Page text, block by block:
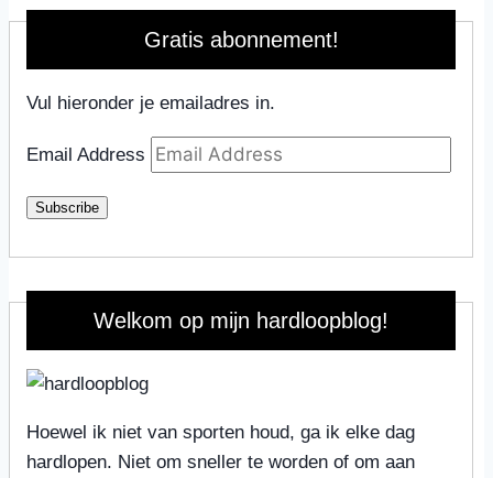
Gratis abonnement!
Vul hieronder je emailadres in.
Email Address
Subscribe
Welkom op mijn hardloopblog!
Hoewel ik niet van sporten houd, ga ik elke dag
hardlopen. Niet om sneller te worden of om aan